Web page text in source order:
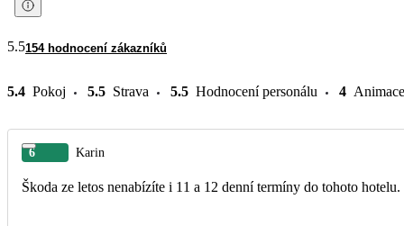
5.5154 hodnocení zákazníků
5.4 Pokoj 5.5 Strava 5.5 Hodnocení personálu 4 Animace
6 Karin
Škoda ze letos nenabízíte i 11 a 12 denní termíny do tohoto